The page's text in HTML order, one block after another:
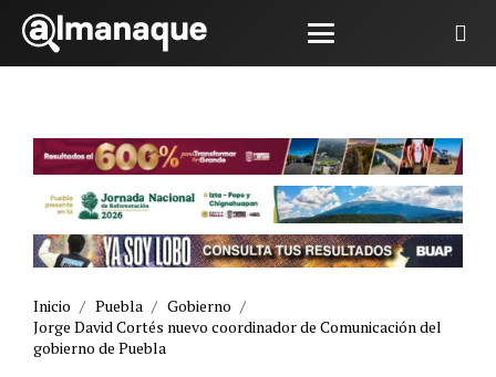
Inicio / Puebla / Gobierno /
Jorge David Cortés nuevo coordinador de Comunicación del
gobierno de Puebla